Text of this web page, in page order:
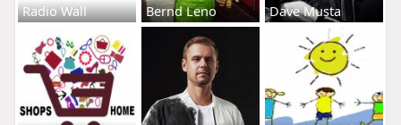
Radio Wall Bernd Leno Dave Musta